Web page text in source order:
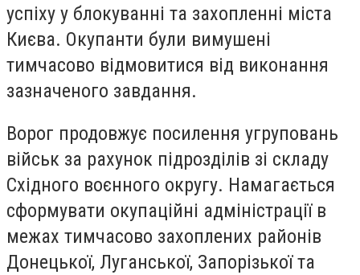
успіху у блокуванні та захопленні міста
Києва. Окупанти були вимушені
тимчасово відмовитися від виконання
зазначеного завдання.
Ворог продовжує посилення угруповань
військ за рахунок підрозділів зі складу
Східного воєнного округу. Намагається
сформувати окупаційні адміністрації в
межах тимчасово захоплених районів
Донецької, Луганської, Запорізької та